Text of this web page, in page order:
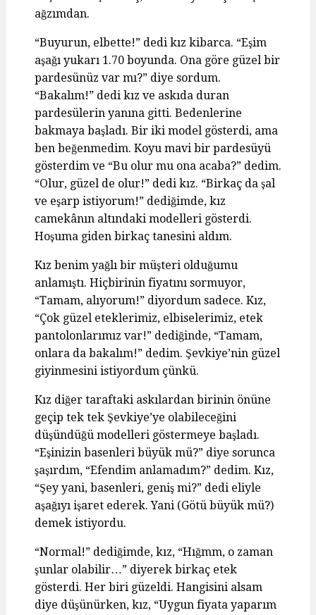
ağzımdan.
“Buyurun, elbette!” dedi kız kibarca. “Eşim
aşağı yukarı 1.70 boyunda. Ona göre güzel bir
pardesünüz var mı?” diye sordum.
“Bakalım!” dedi kız ve askıda duran
pardesülerin yanına gitti. Bedenlerine
bakmaya başladı. Bir iki model gösterdi, ama
ben beğenmedim. Koyu mavi bir pardesüyü
gösterdim ve “Bu olur mu ona acaba?” dedim.
“Olur, güzel de olur!” dedi kız. “Birkaç da şal
ve eşarp istiyorum!” dediğimde, kız
camekânın altındaki modelleri gösterdi.
Hoşuma giden birkaç tanesini aldım.
Kız benim yağlı bir müşteri olduğumu
anlamıştı. Hiçbirinin fiyatını sormuyor,
“Tamam, alıyorum!” diyordum sadece. Kız,
“Çok güzel eteklerimiz, elbiselerimiz, etek
pantolonlarımız var!” dediğinde, “Tamam,
onlara da bakalım!” dedim. Şevkiye’nin güzel
giyinmesini istiyordum çünkü.
Kız diğer taraftaki askılardan birinin önüne
geçip tek tek Şevkiye’ye olabileceğini
düşündüğü modelleri göstermeye başladı.
“Eşinizin basenleri büyük mü?” diye sorunca
şaşırdım, “Efendim anlamadım?” dedim. Kız,
“Şey yani, basenleri, geniş mi?” dedi eliyle
aşağıyı işaret ederek. Yani (Götü büyük mü?)
demek istiyordu.
“Normal!” dediğimde, kız, “Hığmm, o zaman
şunlar olabilir…” diyerek birkaç etek
gösterdi. Her biri güzeldi. Hangisini alsam
diye düşünürken, kız, “Uygun fiyata yaparım